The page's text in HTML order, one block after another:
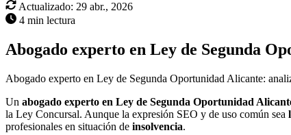
Actualizado: 29 abr., 2026
4 min lectura
Abogado experto en Ley de Segunda
Abogado experto en Ley de Segunda Oportunidad Alicante:
Un abogado experto en Ley de Segunda Oportunidad
la Ley Concursal. Aunque la expresión SEO y de uso común sea
profesionales en situación de insolvencia.